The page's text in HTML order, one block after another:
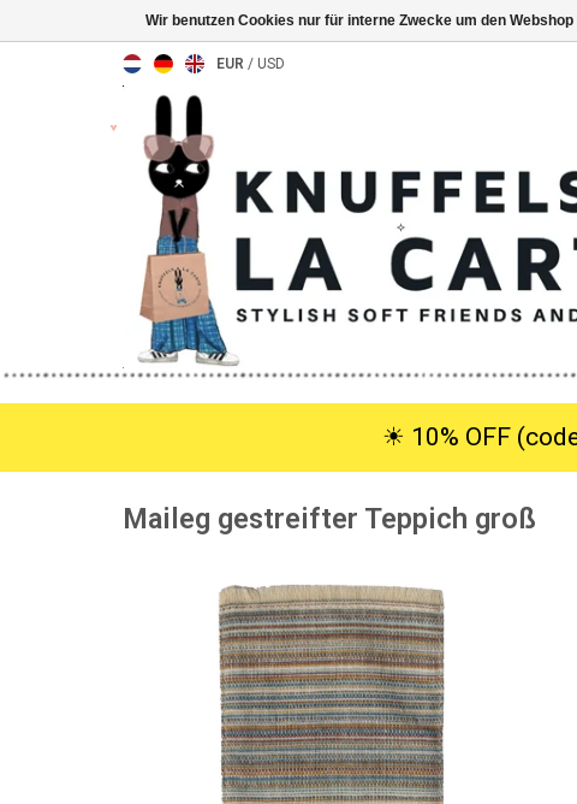
EUR / USD
☀︎ 10% OFF
Maileg gestreifter Teppich groß
Wir benutzen Cookies nur für interne Zwecke um den